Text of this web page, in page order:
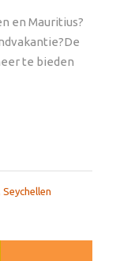
en Mauritius?
te bieden
Seychellen